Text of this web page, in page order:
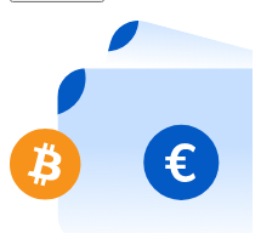
Compre cartões-
Ir para a loja de cartões-